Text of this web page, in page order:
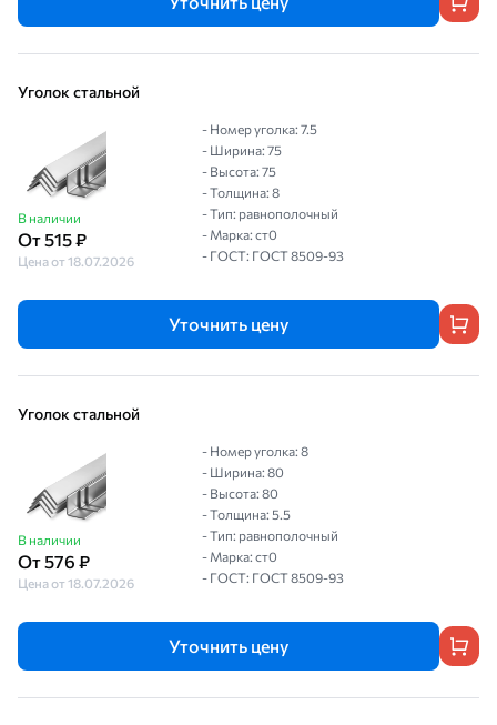
Уголок стальной
В наличии
От 515 ₽
Цена от 18.07.2026
- Номер уголка: 7.5
- Ширина: 75
- Высота: 75
- Толщина: 8
- Тип: равнополочный
- Марка: ст0
- ГОСТ: ГОСТ 8509-93
Уточнить цену
Уголок стальной
В наличии
От 576 ₽
Цена от 18.07.2026
- Номер уголка: 8
- Ширина: 80
- Высота: 80
- Толщина: 5.5
- Тип: равнополочный
- Марка: ст0
- ГОСТ: ГОСТ 8509-93
Уточнить цену